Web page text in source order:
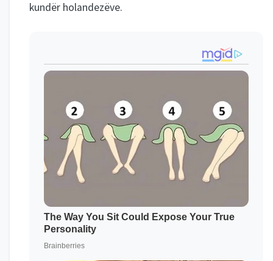
kundër holandezëve.